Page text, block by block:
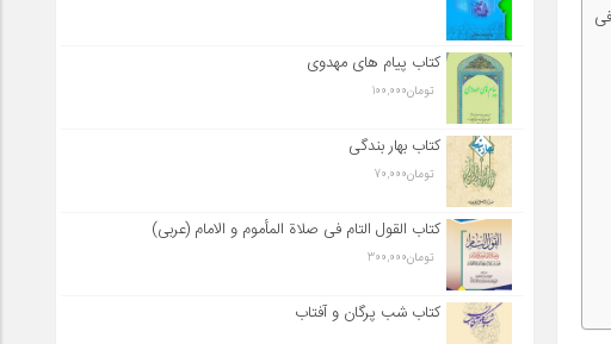
کتاب پیام های مهدوی
تومان100,000
کتاب بهار بندگی
تومان70,000
کتاب القول التام فی صلاة المأموم و الامام (عربی)
تومان300,000
کتاب شب پرگان و آفتاب